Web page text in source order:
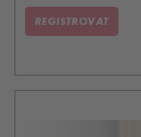
REGISTROVAT